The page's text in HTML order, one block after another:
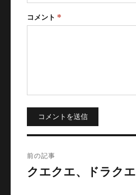
コメント *
コメントを送信
稿
前の記事
クエクエ、ドラクエ